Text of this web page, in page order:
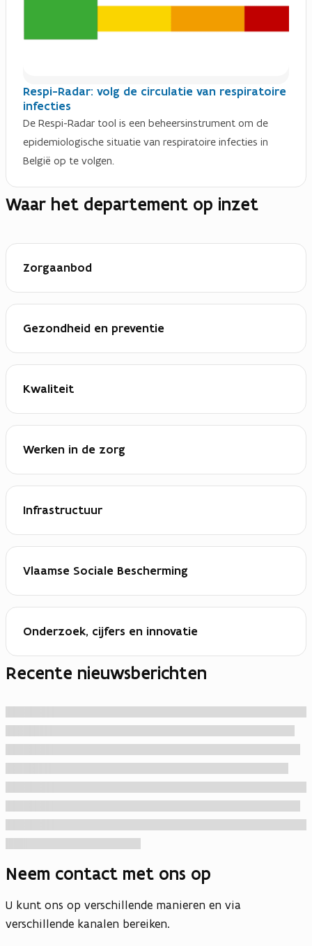
Respi-Radar: volg de circulatie van respiratoire
infecties
De Respi-Radar tool is een beheersinstrument om de
epidemiologische situatie van respiratoire infecties in
België op te volgen.
Waar het departement op inzet
Zorgaanbod
Gezondheid en preventie
Kwaliteit
Werken in de zorg
Infrastructuur
Vlaamse Sociale Bescherming
Onderzoek, cijfers en innovatie
Recente nieuwsberichten
Neem contact met ons op
U kunt ons op verschillende manieren en via
verschillende kanalen bereiken.